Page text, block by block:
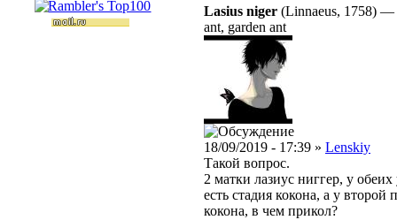
Lasius niger (Linnaeus, 1758) —
ant, garden ant
18/09/2019 - 17:39 » Lenskiy
Такой вопрос.
2 матки лазиус ниггер, у
есть стадия кокона, а у второй
кокона, в чем прикол?